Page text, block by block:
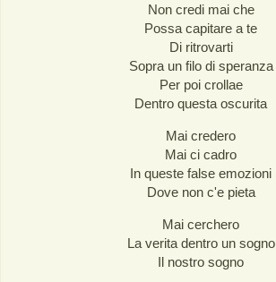
Non credi mai che
Possa capitare a te
Di ritrovarti
Sopra un filo di speranza
Per poi crollae
Dentro questa oscurita
Mai credero
Mai ci cadro
In queste false emozioni
Dove non c'e pieta
Mai cerchero
La verita dentro un sogno
Il nostro sogno